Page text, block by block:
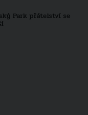
Park přátelství se